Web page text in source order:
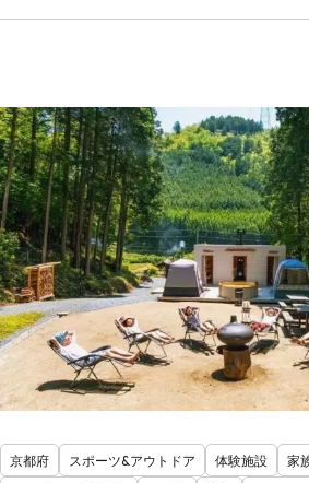
京都府 スポーツ&アウトドア 体験施設
家